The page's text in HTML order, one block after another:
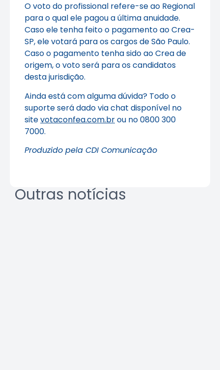
O voto do profissional refere-se ao Regional
para o qual ele pagou a última anuidade.
Caso ele tenha feito o pagamento ao Crea-
SP, ele votará para os cargos de São Paulo.
Caso o pagamento tenha sido ao Crea de
origem, o voto será para os candidatos
desta jurisdição.
Ainda está com alguma dúvida? Todo o
suporte será dado via chat disponível no
sitevotaconfea.com.brou no 0800 300
7000.
Produzido pela CDI Comunicação
Outras notícias